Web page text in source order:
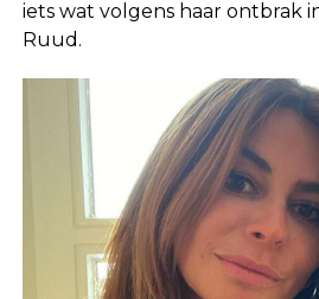
iets wat volgens haar ontbrak
Ruud.